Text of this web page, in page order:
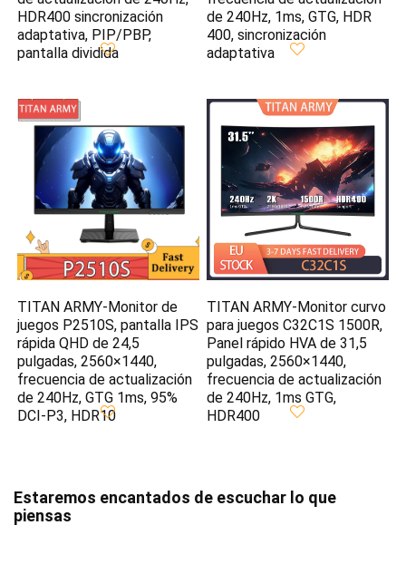
HDR400 sincronización
adaptativa, PIP/PBP,
pantalla dividida
de 240Hz, 1ms, GTG, HDR
400, sincronización
adaptativa
TITAN ARMY-Monitor de
juegos P2510S, pantalla IPS
rápida QHD de 24,5
pulgadas, 2560×1440,
frecuencia de actualización
de 240Hz, GTG 1ms, 95%
DCI-P3, HDR10
TITAN ARMY-Monitor curvo
para juegos C32C1S 1500R,
Panel rápido HVA de 31,5
pulgadas, 2560×1440,
frecuencia de actualización
de 240Hz, 1ms GTG,
HDR400
Estaremos encantados de escuchar lo que
piensas